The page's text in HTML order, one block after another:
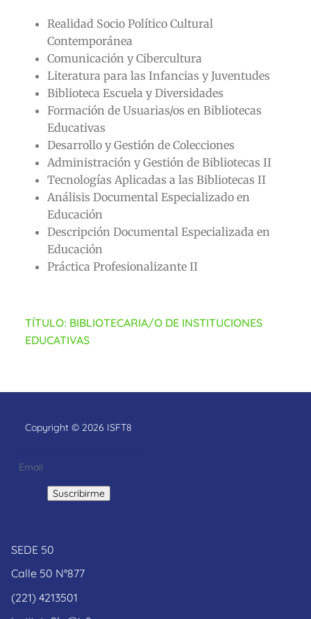
Realidad Socio Político Cultural
Contemporánea
Comunicación y Cibercultura
Literatura para las Infancias y Juventudes
Biblioteca Escuela y Diversidades
Formación de Usuarias/os en Bibliotecas
Educativas
Desarrollo y Gestión de Colecciones
Administración y Gestión de Bibliotecas II
Tecnologías Aplicadas a las Bibliotecas II
Análisis Documental Especializado en
Educación
Descripción Documental Especializada en
Educación
Práctica Profesionalizante II
TÍTULO: BIBLIOTECARIA/O DE INSTITUCIONES
EDUCATIVAS
Copyright © 2026 ISFT8
SEDE 50
Calle 50 N°877
(221) 4213501